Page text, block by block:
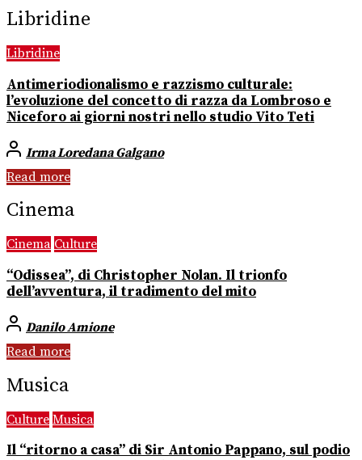
Libridine
Libridine
Antimeriodionalismo e razzismo culturale:
l’evoluzione del concetto di razza da Lombroso e
Niceforo ai giorni nostri nello studio Vito Teti
Irma Loredana Galgano
Read more
Cinema
Cinema Culture
“Odissea”, di Christopher Nolan. Il trionfo
dell’avventura, il tradimento del mito
Danilo Amione
Read more
Musica
Culture Musica
Il “ritorno a casa” di Sir Antonio Pappano, sul podio